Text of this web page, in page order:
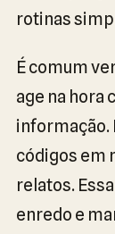
rotinas
É comum
age na hora
informação.
códigos em
relatos.
enredo e